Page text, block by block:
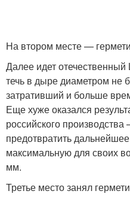
На втором месте —
Далее идет
течь в дыре диаметром не
затративший и больше
Еще хуже оказался
российского производства
предотвратить
максимальную для своих
мм.
Третье место занял